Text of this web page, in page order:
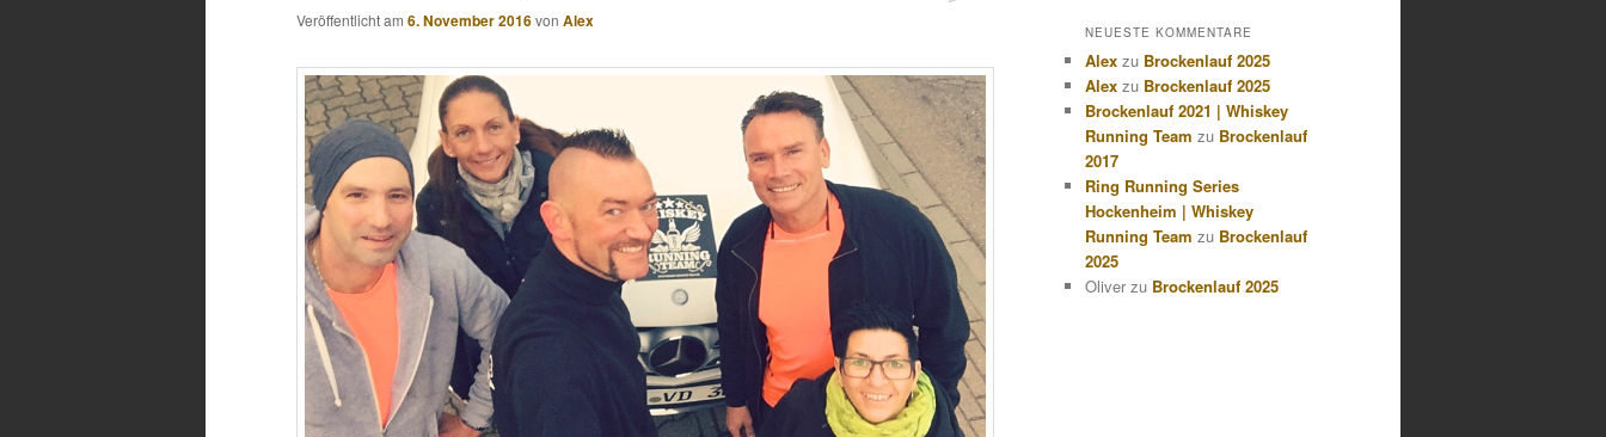
Veröffentlicht am 6. November 2016von Alex
NEUESTE KOMMENTARE
Alex zu Brockenlauf 2025
Alex zu Brockenlauf 2025
Brockenlauf 2021 | Whiskey
Running Team zu Brockenlauf
2017
Ring Running Series
Hockenheim | Whiskey
Running Team zu Brockenlauf
2025
Oliver zu Brockenlauf 2025